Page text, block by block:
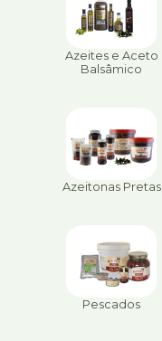
Azeites e Aceto
Balsâmico
Azeitonas Pretas
Pescados